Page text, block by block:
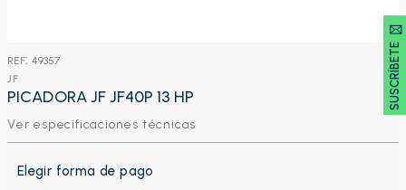
SUSCRÍBETE 🖂
: 49357
JF
PICADORA JF JF40P 13 HP
Ver especificaciones técnicas
Elegir forma de pago